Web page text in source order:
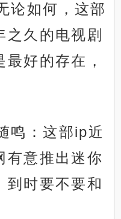
论如何，这部
之久的电视剧
好的存在，
鸣：这部ip近
有意推出迷你
到时要不要和